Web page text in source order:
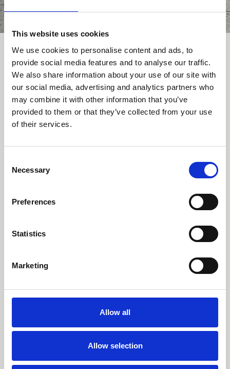
This website uses cookies
We use cookies to personalise content and ads, to
provide social media features and to analyse our traffic.
We also share information about your use of our site with
our social media, advertising and analytics partners who
may combine it with other information that you’ve
provided to them or that they’ve collected from your use
of their services.
Selection
Necessary
Preferences
Statistics
Marketing
Allow all
Allow selection
Designers
Bernhardt & Vella
der deutschen Designerin Ellen
Mailand. Ihr Ausgangspunkt ist die
Prozess, sie nehmen Hinweise, die aus
den Meistern der Vergangenheit
ebenso wie von der Architektur, und